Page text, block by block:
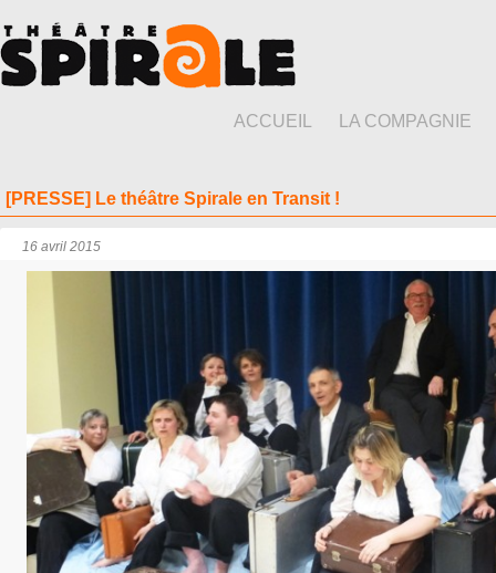
ACCUEIL LA COMPAGNIE
[PRESSE] Le théâtre Spirale en Transit !
16 avril 2015